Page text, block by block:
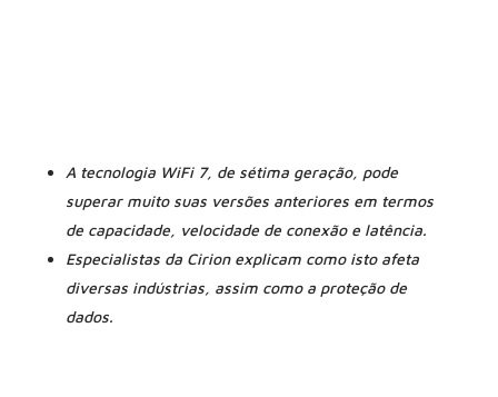
A tecnologia WiFi 7, de sétima geração, pode
superar muito suas versões anteriores em termos
de capacidade, velocidade de conexão e latência.
Especialistas da Cirion explicam como isto afeta
diversas indústrias, assim como a proteção de
dados.